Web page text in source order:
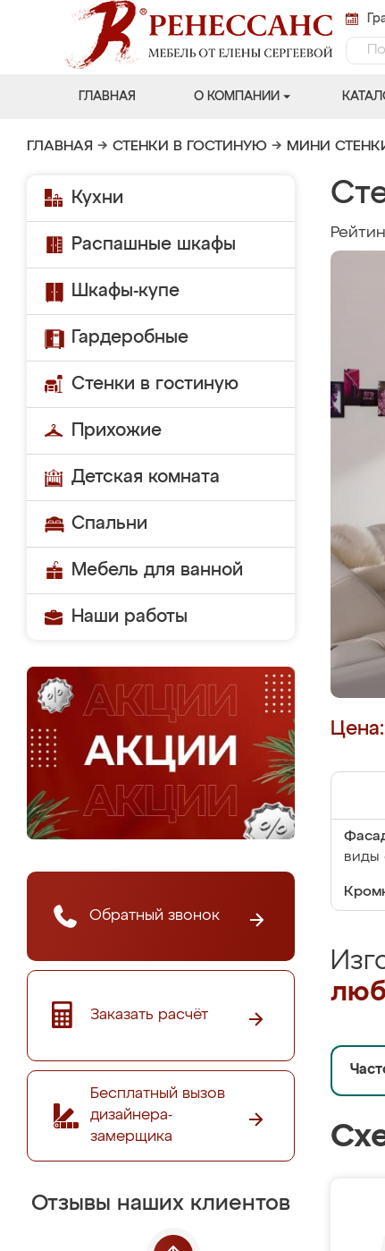
ГЛАВНАЯ О КОМПАНИИ
ГЛАВНАЯ → СТЕНКИ В ГОСТИНУЮ → МИНИ
Кухни
Распашные шкафы
Шкафы-купе
Гардеробные
Стенки в гостиную
Прихожие
Детская комната
Спальни
Мебель для ванной
Наши работы
Обратный звонок
Заказать расчёт
Бесплатный вызов
дизайнера-
замерщика
Отзывы наших клиентов
виды